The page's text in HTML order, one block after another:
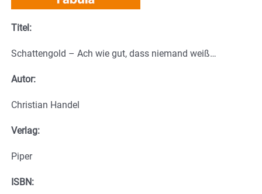
Titel:
Schattengold – Ach wie gut, dass niemand weiß…
Autor:
Christian Handel
Verlag:
Piper
ISBN: